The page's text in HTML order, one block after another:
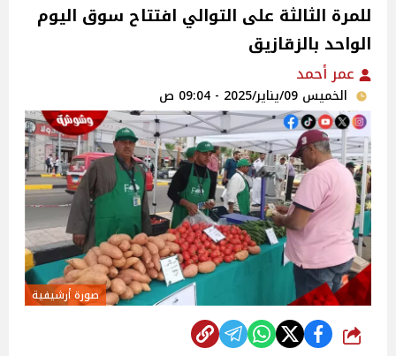
للمرة الثالثة على التوالي افتتاح سوق اليوم
الواحد بالزقازيق
عمر أحمد
الخميس 09/يناير/2025 - 09:04 ص
صورة أرشيفية
شارك